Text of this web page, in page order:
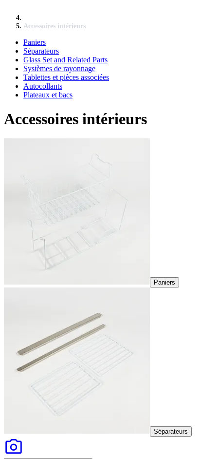
Accessoires intérieurs
Paniers
Séparateurs
Glass Set and Related Parts
Systèmes de rayonnage
Tablettes et pièces associées
Autocollants
Plateaux et bacs
Accessoires intérieurs
Paniers
Séparateurs